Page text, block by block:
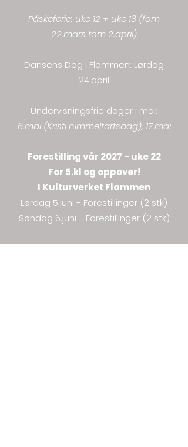
Påskeferie: uke 12 + uke 13 (fom
22.mars tom 2.april)
Dansens Dag i Flammen: Lørdag
24.april​
Undervisningsfrie dager i mai:
6.mai (Kristi himmelfartsdag), 17.mai
Forestilling vår 2027 - uke 22
For 5.kl og oppover!
I Kulturverket Flammen
Lørdag 5.juni - Forestillinger (2 stk)
Søndag 6.juni - Forestillinger (2 stk)